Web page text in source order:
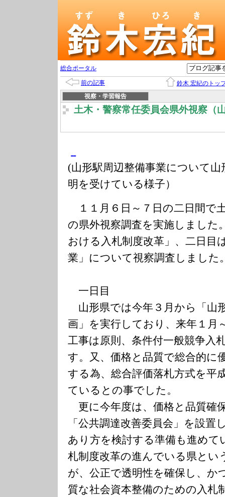
総合ポータル
前の記事
鈴木 宏紀のトッ
視察・学習報告
土木・警察常任委員会県外視察（
(山形駅周辺整備事業について
明を受けている様子）
１１月６日～７日の二日間で
の県外視察調査を実施しました
おける入札制度改革」、二日目
業」について視察調査しました
一日目
山形県では今年３月から「山
画」を実行しており、来年１月
工事は原則、条件付一般競争入
す。又、価格と品質で総合的に
する為、総合評価落札方式を平
ているとの事でした。
更に今年度は、価格と品質確
「公共調達改善委員会」を設置
あり方を検討する準備も進めて
札制度改革の進んでいる県とい
が、公正で透明性を確保し、か
質な社会資本整備のための入札